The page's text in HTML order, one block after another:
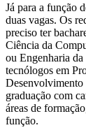
Já para a função
duas vagas. Os
preciso ter
Ciência da
ou Engenharia
tecnólogos em
Desenvolvimento
graduação com
áreas de
função.